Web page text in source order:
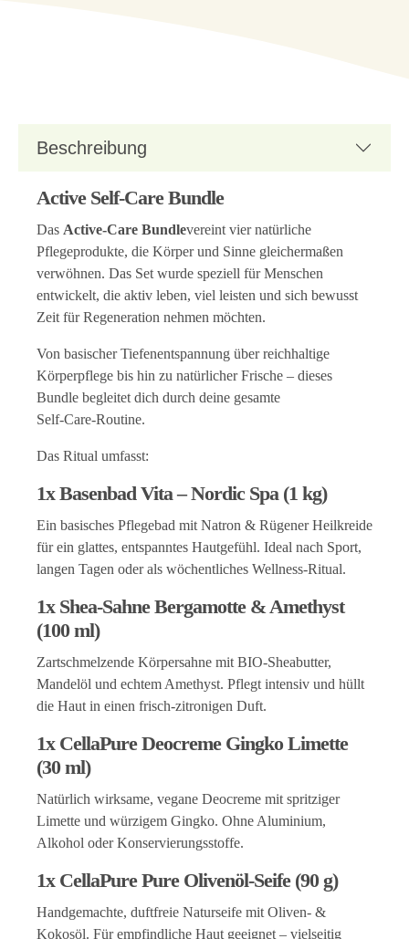
Beschreibung
Active Self‑Care Bundle
Das Active-Care Bundlevereint vier natürliche
Pflegeprodukte, die Körper und Sinne gleichermaßen
verwöhnen. Das Set wurde speziell für Menschen
entwickelt, die aktiv leben, viel leisten und sich bewusst
Zeit für Regeneration nehmen möchten.
Von basischer Tiefenentspannung über reichhaltige
Körperpflege bis hin zu natürlicher Frische – dieses
Bundle begleitet dich durch deine gesamte
Self‑Care‑Routine.
Das Ritual umfasst:
1x Basenbad Vita – Nordic Spa (1 kg)
Ein basisches Pflegebad mit Natron & Rügener Heilkreide
für ein glattes, entspanntes Hautgefühl. Ideal nach Sport,
langen Tagen oder als wöchentliches Wellness‑Ritual.
1x Shea‑Sahne Bergamotte & Amethyst
(100 ml)
Zartschmelzende Körpersahne mit BIO‑Sheabutter,
Mandelöl und echtem Amethyst. Pflegt intensiv und hüllt
die Haut in einen frisch‑zitronigen Duft.
1x CellaPure Deocreme Gingko Limette
(30 ml)
Natürlich wirksame, vegane Deocreme mit spritziger
Limette und würzigem Gingko. Ohne Aluminium,
Alkohol oder Konservierungsstoffe.
1x CellaPure Pure Olivenöl‑Seife (90 g)
Handgemachte, duftfreie Naturseife mit Oliven‑ &
Kokosöl. Für empfindliche Haut geeignet – vielseitig